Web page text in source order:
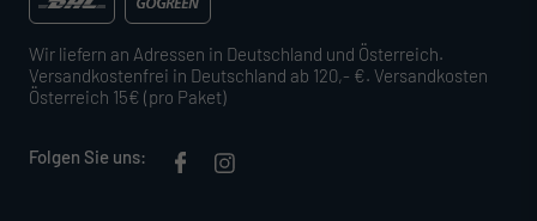
Wir liefern an Adressen in Deutschland und Österreich.
Versandkostenfrei in Deutschland ab 120,- €. Versandkosten
Österreich 15€ (pro Paket)
Folgen Sie uns: